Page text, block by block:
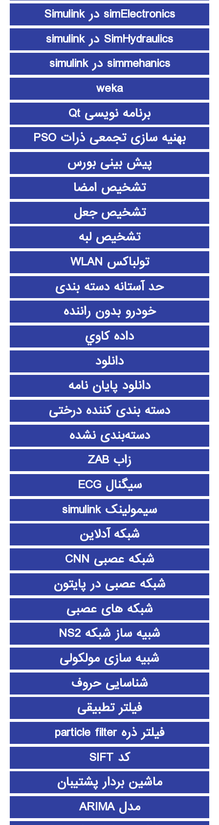
simElectronics در Simulink
SimHydraulics در simulink
simmehanics در simulink
weka
برنامه نویسی Qt
بهنیه سازی تجمعی ذرات PSO
پیش بینی بورس
تشخیص امضا
تشخیص جعل
تشخیص لبه
تولباکس WLAN
حد آستانه دسته بندی
خودرو بدون راننده
داده كاوي
دانلود
دانلود پايان نامه
دسته بندی کننده درختی
دسته‌بندی نشده
زاب ZAB
سیگنال ECG
سیمولینک simulink
شبکه آدلاین
شبکه عصبی CNN
شبکه عصبی در پایتون
شبکه های عصبی
شبیه ساز شبکه NS2
شبیه سازی مولکولی
شناسایی حروف
فیلتر تطبیقی
فیلتر ذره particle filter
کد SIFT
ماشین بردار پشتیبان
مدل ARIMA